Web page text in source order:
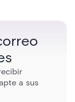
a sus